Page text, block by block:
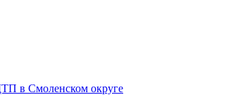
в Смоленском округе